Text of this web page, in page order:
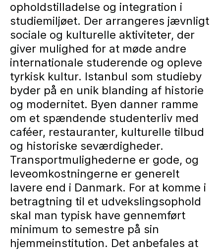
opholdstilladelse og integration i
studiemiljøet. Der arrangeres jævnligt
sociale og kulturelle aktiviteter, der
giver mulighed for at møde andre
internationale studerende og opleve
tyrkisk kultur. Istanbul som studieby
byder på en unik blanding af historie
og modernitet. Byen danner ramme
om et spændende studenterliv med
caféer, restauranter, kulturelle tilbud
og historiske seværdigheder.
Transportmulighederne er gode, og
leveomkostningerne er generelt
lavere end i Danmark. For at komme i
betragtning til et udvekslingsophold
skal man typisk have gennemført
minimum to semestre på sin
hjemmeinstitution. Det anbefales at